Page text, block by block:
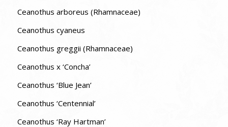
Ceanothus arboreus (Rhamnaceae)
Ceanothus cyaneus
Ceanothus greggii (Rhamnaceae)
Ceanothus x ‘Concha’
Ceanothus ‘Blue Jean’
Ceanothus ‘Centennial’
Ceanothus ‘Ray Hartman’